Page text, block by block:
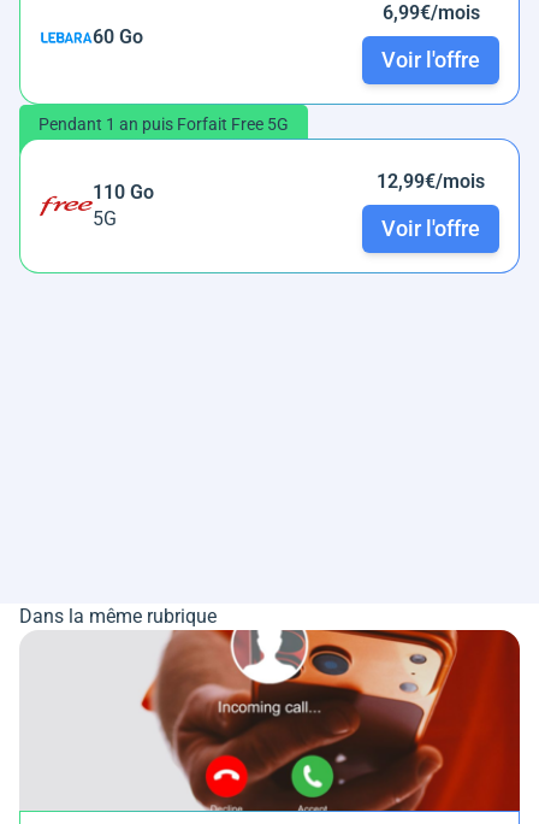
60 Go
6,99€/mois
Voir l'offre
Pendant 1 an puis Forfait Free 5G
110 Go
5G
12,99€/mois
Voir l'offre
Dans la même rubrique